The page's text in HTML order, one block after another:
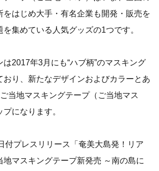
をはじめ大手・有名企業も開発・販売を
集めている人気グッズの1つです。
2017年3月にも“ハブ柄”のマスキング
おり、新たなデザインおよびカラーとあ
当地マスキングテープ（ご当地マス
になります。
付プレスリリース「奄美大島発！リア
地マスキングテープ新発売 ～南の島に